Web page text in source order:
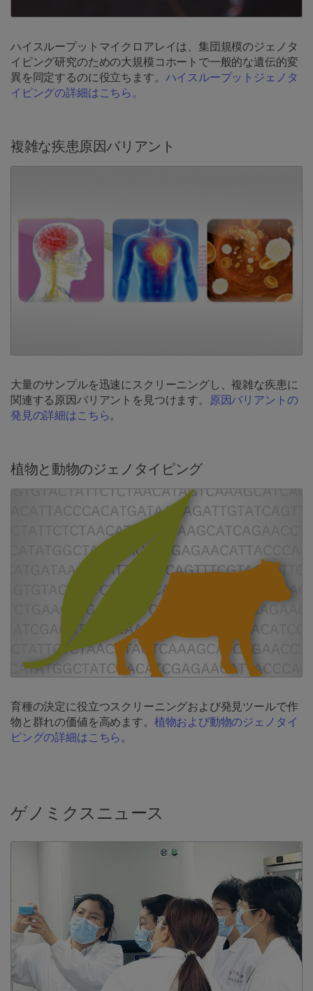
ハイスループットマイクロアレイは、集団規模のジェノタ
イピング研究のための大規模コホートで一般的な遺伝的変
異を同定するのに役立ちます。 ハイスループットジェノタ
イピングの詳細はこちら。
複雑な疾患原因バリアント
大量のサンプルを迅速にスクリーニングし、複雑な疾患に
関連する原因バリアントを見つけます。
原因バリアントの
発見の詳細はこちら。
植物と動物のジェノタイピング
育種の決定に役立つスクリーニングおよび発見ツールで作
物と群れの価値を高めます。 植物および動物のジェノタイ
ピングの詳細はこちら。
ゲノミクスニュース